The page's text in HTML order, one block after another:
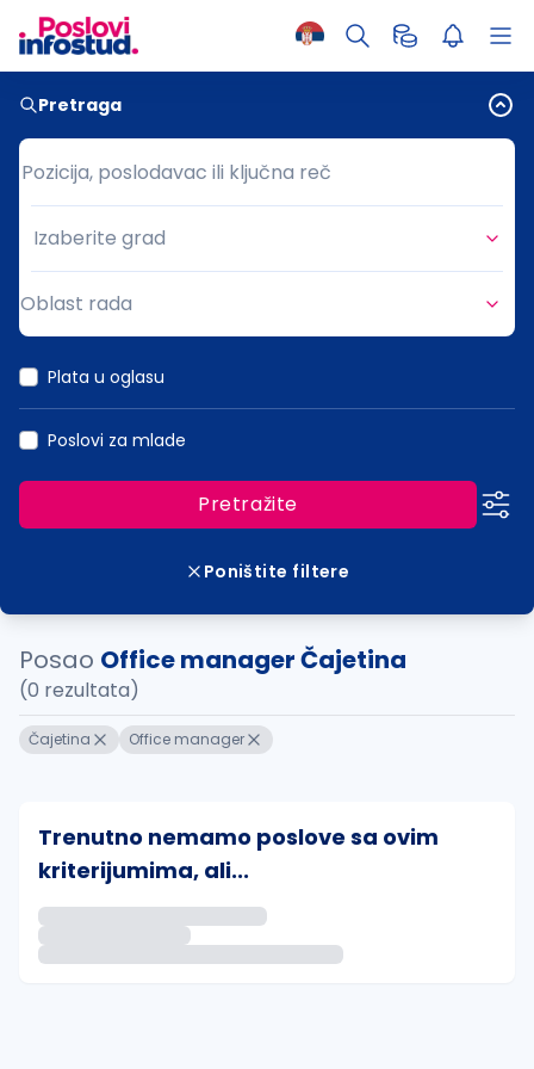
Pretraga
Pozicija, poslodavac ili ključna reč
Pozicija, poslodavac ili ključna reč
Grad
Izaberite grad
Oblast rada
Plata u oglasu
Poslovi za mlade
Pretražite
Poništite filtere
Posao Office manager Čajetina
(0 rezultata)
Čajetina Office manager
Trenutno nemamo poslove sa ovim
kriterijumima, ali...